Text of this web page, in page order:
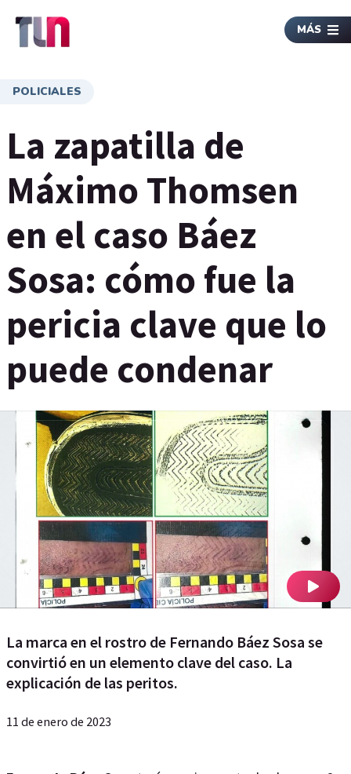
MÁS
POLICIALES
La zapatilla de
Máximo Thomsen
en el caso Báez
Sosa: cómo fue la
pericia clave que lo
puede condenar
La marca en el rostro de Fernando Báez Sosa se
convirtió en un elemento clave del caso. La
explicación de las peritos.
11 de enero de 2023